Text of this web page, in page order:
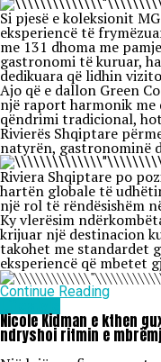
Si pjesë e koleksionit
eksperiencë të
me 131 dhoma me
gastronomi të kuruar,
dedikuara që lidhin
Ajo që e dallon Green
një raport harmonik me
qëndrimi tradicional,
Rivierës Shqiptare
natyrën, gastronominë
Riviera Shqiptare po
hartën globale të
një rol të rëndësishëm
Ky vlerësim
krijuar një destinacion
takohet me standardet
eksperiencë që mbetet
Continue Reading
Nicole Kidman e kthen
ndryshoi ritmin e